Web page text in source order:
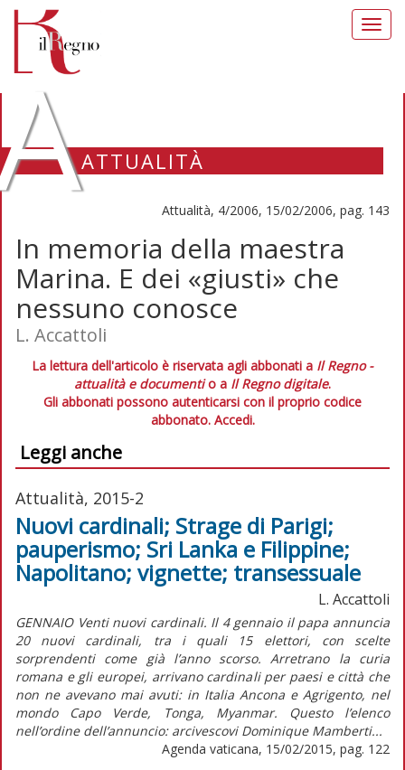
ATTUALITÀ
Attualità, 4/2006, 15/02/2006, pag. 143
In memoria della maestra
Marina. E dei «giusti» che
nessuno conosce
L. Accattoli
La lettura dell'articolo è riservata agli abbonati a Il Regno -
attualità e documentio a Il Regno digitale.
Gli abbonati possono autenticarsi con il proprio codice
abbonato. Accedi.
Leggi anche
Attualità, 2015-2
Nuovi cardinali; Strage di Parigi;
pauperismo; Sri Lanka e Filippine;
Napolitano; vignette; transessuale
L. Accattoli
GENNAIO Venti nuovi cardinali. Il 4 gennaio il papa annuncia
20 nuovi cardinali, tra i quali 15 elettori, con scelte
sorprendenti come già l’anno scorso. Arretrano la curia
romana e gli europei, arrivano cardinali per paesi e città che
non ne avevano mai avuti: in Italia Ancona e Agrigento, nel
mondo Capo Verde, Tonga, Myanmar. Questo l’elenco
nell’ordine dell’annuncio: arcivescovi Dominique Mamberti...
Agenda vaticana, 15/02/2015, pag. 122